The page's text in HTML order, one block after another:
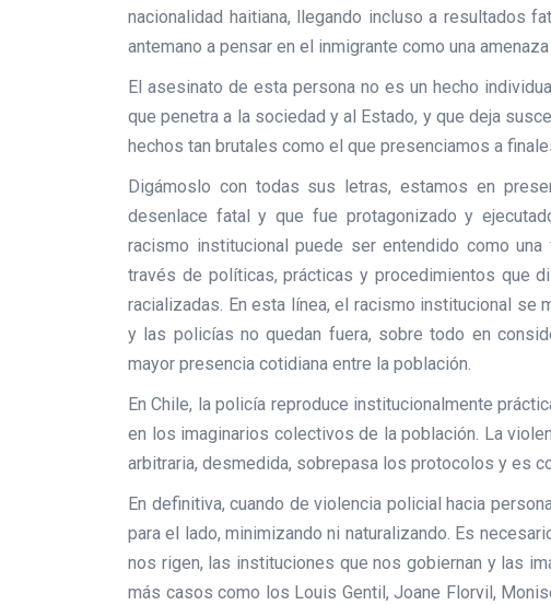
nacionalidad haitiana, llegando incluso a resultados
antemano a pensar en el inmigrante como una
El asesinato de esta persona no es un hecho
que penetra a la sociedad y al Estado, y que deja
hechos tan brutales como el que presenciamos a
Digámoslo con todas sus letras, estamos en
desenlace fatal y que fue protagonizado y
racismo institucional puede ser entendido como
través de políticas, prácticas y procedimientos que
racializadas. En esta línea, el racismo institucional
y las policías no quedan fuera, sobre todo en
mayor presencia cotidiana entre la población.
En Chile, la policía reproduce institucionalmente
en los imaginarios colectivos de la población. La
arbitraria, desmedida, sobrepasa los protocolos y es
En definitiva, cuando de violencia policial hacia
para el lado, minimizando ni naturalizando. Es
nos rigen, las instituciones que nos gobiernan y las
más casos como los Louis Gentil, Joane Florvil,